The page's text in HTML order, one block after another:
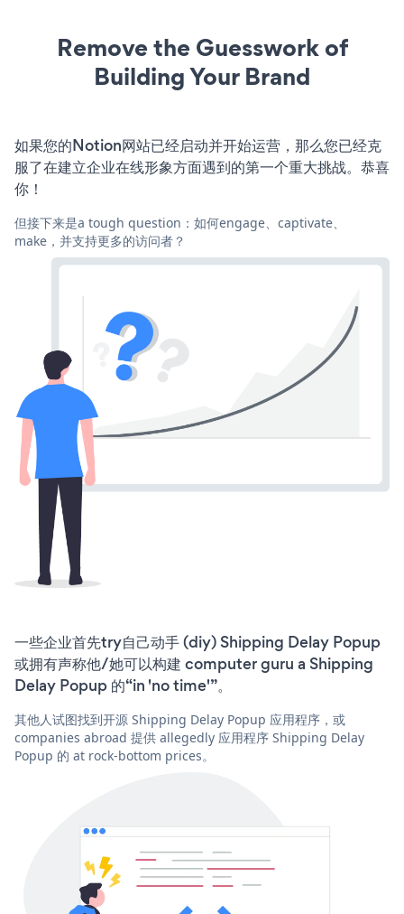
Remove the Guesswork of
Building Your Brand
如果您的Notion网站已经启动并开始运营，那么您已经克
服了在建立企业在线形象方面遇到的第一个重大挑战。恭喜
你！
但接下来是a tough question：如何engage、captivate、
make，并支持更多的访问者？
一些企业首先try自己动手 (diy) Shipping Delay Popup
或拥有声称他/她可以构建 computer guru a Shipping
Delay Popup 的“in 'no time'”。
其他人试图找到开源 Shipping Delay Popup 应用程序，或
companies abroad 提供 allegedly 应用程序 Shipping Delay
Popup 的 at rock-bottom prices。